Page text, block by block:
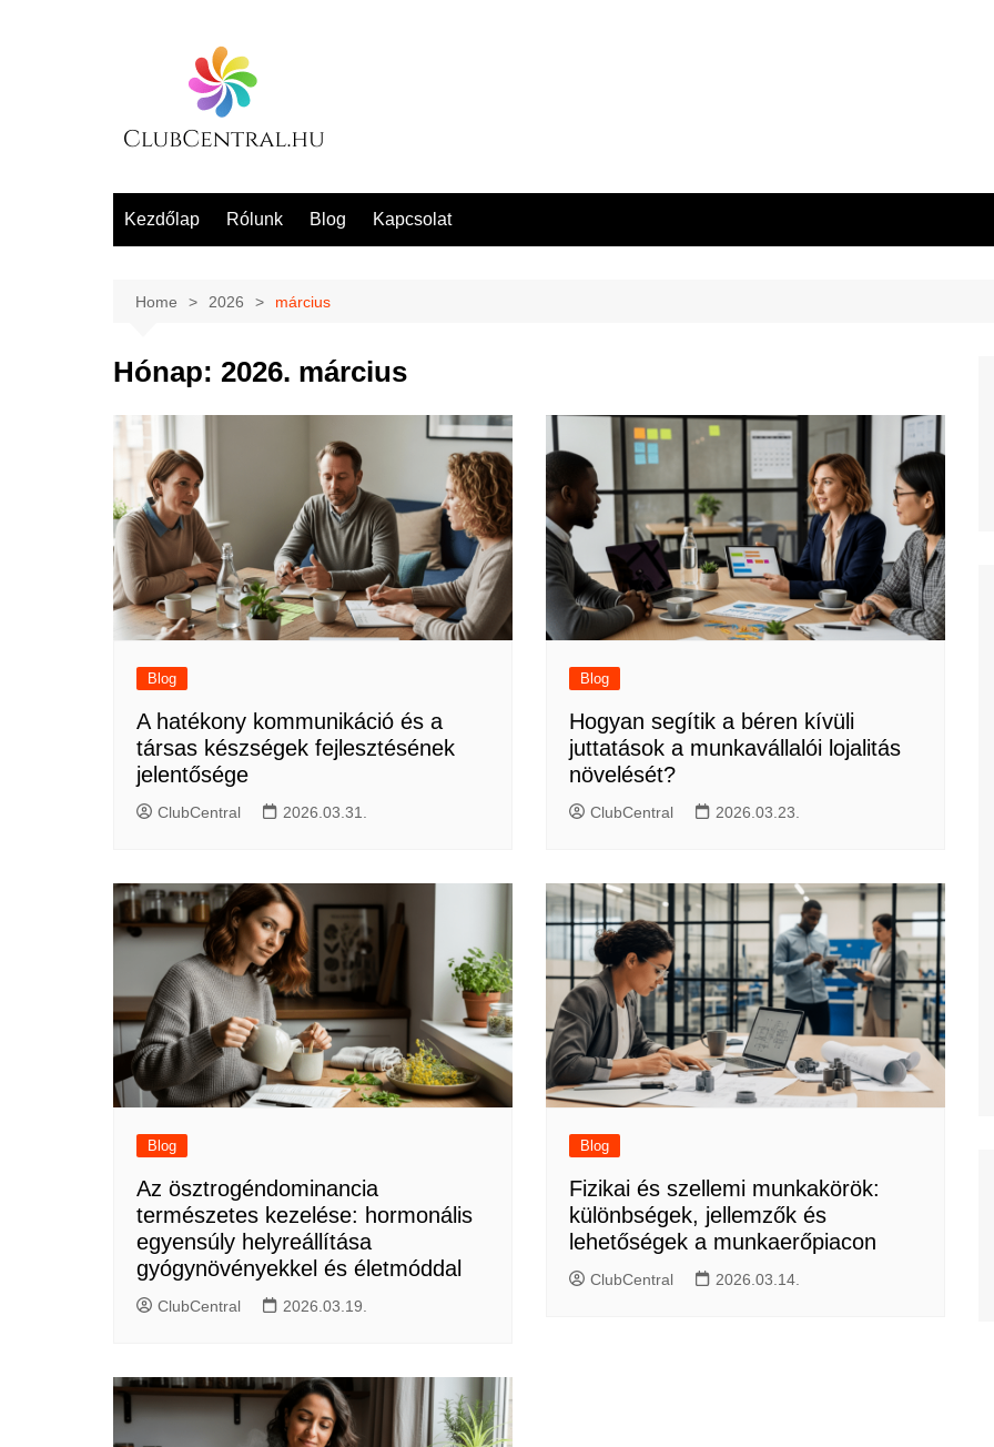
Kezdőlap Rólunk Blog Kapcsolat
Home 2026 március
Hónap: 2026. március
Blog
A hatékony kommunikáció és a
társas készségek fejlesztésének
jelentősége
ClubCentral 2026.03.31.
Blog
Hogyan segítik a béren kívüli
juttatások a munkavállalói lojalitás
növelését?
ClubCentral 2026.03.23.
Blog
Az ösztrogéndominancia
természetes kezelése: hormonális
egyensúly helyreállítása
gyógynövényekkel és életmóddal
ClubCentral 2026.03.19.
Blog
Fizikai és szellemi munkakörök:
különbségek, jellemzők és
lehetőségek a munkaerőpiacon
ClubCentral 2026.03.14.